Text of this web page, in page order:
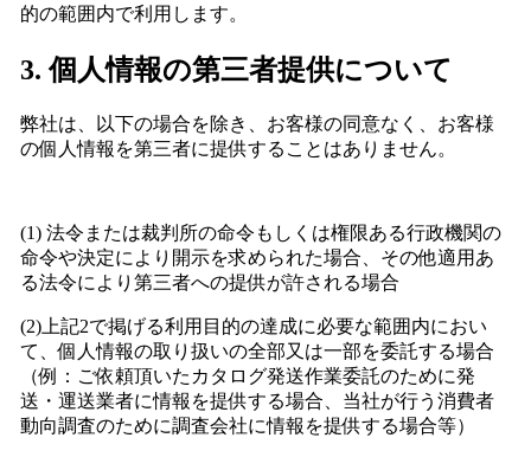
的の範囲内で利用します。
3. 個人情報の第三者提供について
弊社は、以下の場合を除き、お客様の同意なく、お客様
の個人情報を第三者に提供することはありません。
(1) 法令または裁判所の命令もしくは権限ある行政機関の
命令や決定により開示を求められた場合、その他適用あ
る法令により第三者への提供が許される場合
(2)上記2で掲げる利用目的の達成に必要な範囲内におい
て、個人情報の取り扱いの全部又は一部を委託する場合
（例：ご依頼頂いたカタログ発送作業委託のために発
送・運送業者に情報を提供する場合、当社が行う消費者
動向調査のために調査会社に情報を提供する場合等）